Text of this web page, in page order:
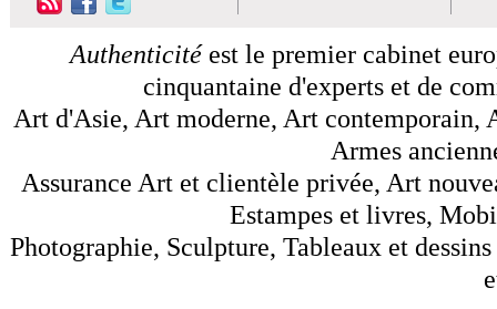
Authenticitéest le premier cabinet
cinquantaine d'experts et de
Art d'Asie, Art moderne, Art contemporain,
Armes
Assurance Art et clientèle privée, Art
Estampes et livres,
Photographie, Sculpture, Tableaux et